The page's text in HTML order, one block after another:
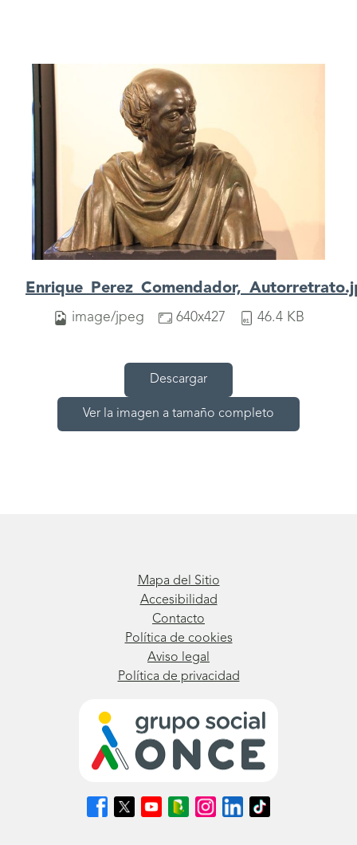
image/jpeg 640x427 46.4 KB
Descargar
Ver la imagen a tamaño completo
Mapa del Sitio
Accesibilidad
Contacto
Política de cookies
Aviso legal
Política de privacidad
Síguenos
en
Síguenos
en
Síguenos
en
Síguenos
en
Síguenos
en
Síguenos
en
Síguenos
en